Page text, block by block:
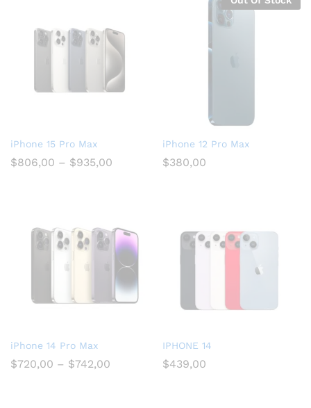
iPhone 15 Pro Max
$806,00 – $935,00
iPhone 12 Pro Max
$380,00
iPhone 14 Pro Max
$720,00 – $742,00
IPHONE 14
$439,00